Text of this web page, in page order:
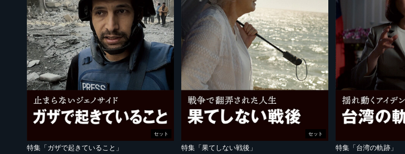
セット
特集「ガザで起きていること」
セット
特集「果てしない戦後」 特集「台湾の軌跡」